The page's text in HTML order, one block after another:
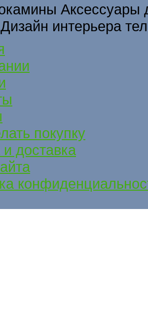
интерьера
покупку
доставка